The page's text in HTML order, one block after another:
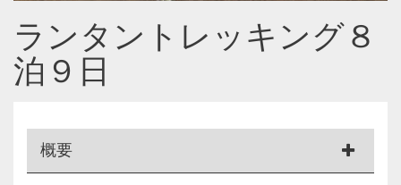
ランタントレッキング８
泊９日
概要